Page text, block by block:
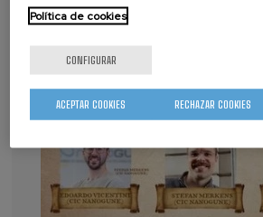
Política de cookies
CONFIGURAR
RECHAZAR COOKIES
ACEPTAR COOKIES